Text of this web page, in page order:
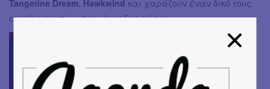
Tangerine Dream Hawkwind και χαράζουν έναν δικό τους
cosmic μονοπάτι στον ψυχεδελικό ήχο.